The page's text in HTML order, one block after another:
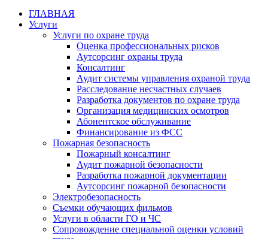
ГЛАВНАЯ
Услуги
Услуги по охране труда
Оценка профессиональных рисков
Аутсорсинг охраны труда
Консалтинг
Аудит системы управления охраной труда
Расследование несчастных случаев
Разработка документов по охране труда
Организация медицинских осмотров
Абонентское обслуживание
Финансирование из ФСС
Пожарная безопасность
Пожарный консалтинг
Аудит пожарной безопасности
Разработка пожарной документации
Аутсорсинг пожарной безопасности
Электробезопасность
Съемки обучающих фильмов
Услуги в области ГО и ЧС
Сопровождение специальной оценки условий